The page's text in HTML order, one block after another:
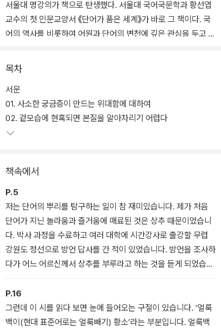
서울대 명강의가 책으로 탄생했다. 서울대 국어국문학과 황선엽
교수의 첫 인문교양서 《단어가 품은 세계》가 바로 그 책이다. 국
어의 역사를 비롯하여 어원과 단어의 변천에 깊은 관심을 두고 탐
몰랐던 단어의 비밀은 물론, 단어를 탐구하며 마주한 인간의 삶에
대한 통찰과 지혜를 흥미진진하게 전한다.
이 책은 단어의 탄생과 성장, 쓰임에 대해 문학, 역사, 철학, 종교
등을 넘나들며 알려주며 언어 속 수천 년 역사가 눈앞에서 열리는
듯한 신기한 경험을 제공한다. 단어에는 삶의 향기가 듬뿍 배어
있는지 이 책은 생생히 보여준다. 언어에 대한 통찰과 삶에 대한
지혜를 얻음은 물론 천천히 곱씹어 읽다 보면 말을 더 논리적으로
하려는 자신을 발견하고, 어휘 실력이 늘어나는 놀라운 경험을 할
수 있다.
목차
서문
01. 사소한 궁금증이 만드는 위대함에 대하여
02. 겉모습에 현혹되면 본질을 알아차리기 어렵다
책속에서
P.5
저는 단어의 뿌리를 탐구하는 일이 참 재미있습니다. 제가 처음
단어가 지닌 놀라움과 즐거움에 매료된 것은 상추 때문이었습니
다. 박사 과정을 수료하고 여러 대학에 시간강사로 출강할 무렵
강원도 정선으로 방언 답사를 간 적이 있었습니다. 방언을 조사하
다가 어느 어르신께서 상추를 부루라고 하는 것을 듣게 되었습니
다.
그때 ‘옛 문헌에서만 보았던 부루란 말이 방언에는 여전히 쓰이고
있구나’ 하는 사실을 알게 되었지요. 그래서 상추란 말의 변천을
정리해서 한 편의 글을 쓰게 되었습니다. 그리고 그 작업이 저에
P.16
그런데 이 시를 읽다 보면 눈에 들어오는 구절이 있습니다. ‘얼룩
백이(현대 표준어로는 얼룩빼기) 황소’라는 부분입니다. 얼룩백